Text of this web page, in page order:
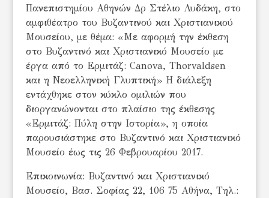
Πανεπιστημίου Αθηνών Δρ Στέλιο Λυδάκη, στο
αμφιθέατρο του Βυζαντινού και Χριστιανικού
Μουσείου, με θέμα: «Με αφορμή την έκθεση
στο Βυζαντινό και Χριστιανικό Μουσείο με
έργα από το Ερμιτάζ: Canova, Thorvaldsen
και η Νεοελληνική Γλυπτική» Η διάλεξη
εντάχθηκε στον κύκλο ομιλιών που
διοργανώνονται στο πλαίσιο της έκθεσης
«Ερμιτάζ: Πύλη στην Ιστορία», η οποία
παρουσιάστηκε στο Βυζαντινό και Χριστιανικό
Μουσείο έως τις 26 Φεβρουαρίου 2017.
Επικοινωνία: Βυζαντινό και Χριστιανικό
Μουσείο, Βασ. Σοφίας 22, 106 75 Αθήνα, Τηλ.: